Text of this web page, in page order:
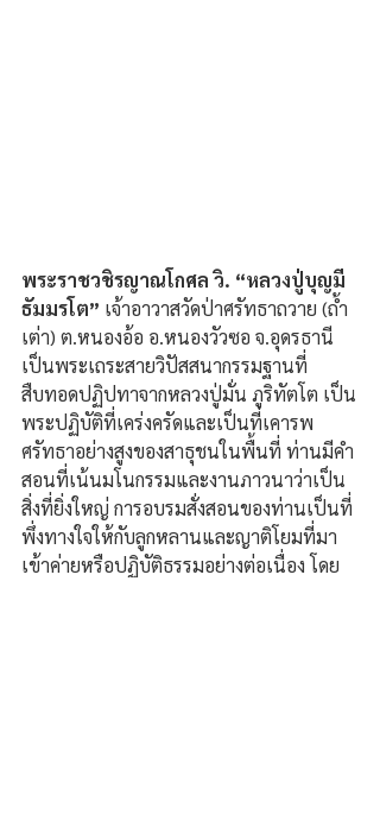
พระราชวชิรญาณโกศล วิ. “หลวงปู่บุญมี
ธัมมรโต” เจ้าอาวาสวัดป่าศรัทธาถวาย (ถ้ำ
เต่า) ต.หนองอ้อ อ.หนองวัวซอ จ.อุดรธานี
เป็นพระเถระสายวิปัสสนากรรมฐานที่
สืบทอดปฏิปทาจากหลวงปู่มั่น ภูริทัตโต เป็น
พระปฏิบัติที่เคร่งครัดและเป็นที่เคารพ
ศรัทธาอย่างสูงของสาธุชนในพื้นที่ ท่านมีคำ
สอนที่เน้นมโนกรรมและงานภาวนาว่าเป็น
สิ่งที่ยิ่งใหญ่ การอบรมสั่งสอนของท่านเป็นที่
พึ่งทางใจให้กับลูกหลานและญาติโยมที่มา
เข้าค่ายหรือปฏิบัติธรรมอย่างต่อเนื่อง โดย